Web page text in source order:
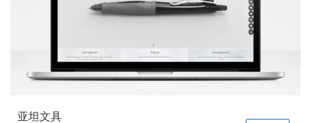
亚坦文具